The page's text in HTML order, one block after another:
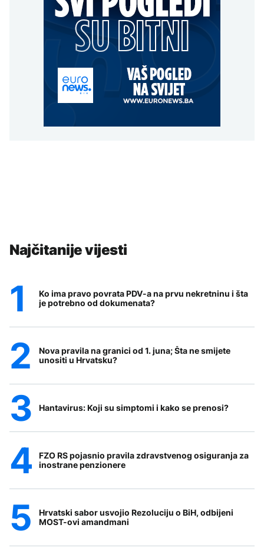
Najčitanije vijesti
Ko ima pravo povrata PDV-a na prvu nekretninu i šta
je potrebno od dokumenata?
Nova pravila na granici od 1. juna; Šta ne smijete
unositi u Hrvatsku?
Hantavirus: Koji su simptomi i kako se prenosi?
FZO RS pojasnio pravila zdravstvenog osiguranja za
inostrane penzionere
Hrvatski sabor usvojio Rezoluciju o BiH, odbijeni
MOST-ovi amandmani